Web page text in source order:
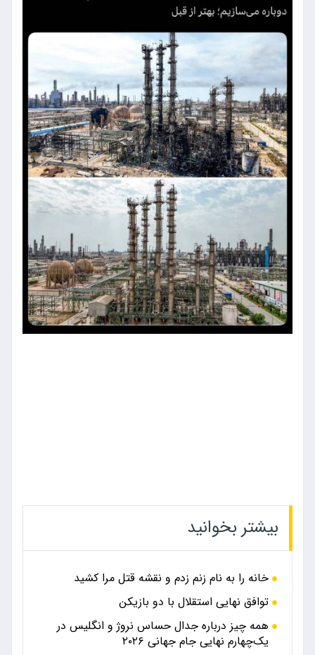
بیشتر بخوانید
خانه را به نام زنم زدم و نقشه قتل مرا کشید
توافق نهایی استقلال با دو بازیکن
همه چیز درباره جدال حساس نروژ و انگلیس در
یک‌چهارم نهایی جام جهانی ۲۰۲۶